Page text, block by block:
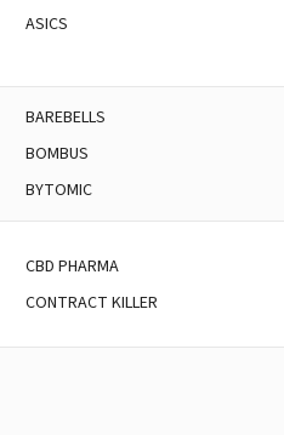
ASICS
BAREBELLS
BOMBUS
BYTOMIC
CBD PHARMA
CONTRACT KILLER